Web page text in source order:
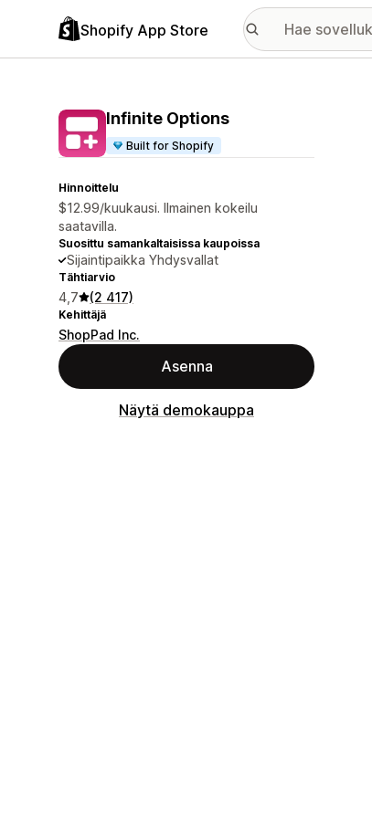
Shopify App Store
Infinite Options
Built for Shopify
Hinnoittelu
$12.99/kuukausi. Ilmainen kokeilu
saatavilla.
Suosittu samankaltaisissa kaupoissa
Sijaintipaikka Yhdysvallat
Tähtiarvio
4,7 (2 417)
Kehittäjä
ShopPad Inc.
Asenna
Näytä demokauppa